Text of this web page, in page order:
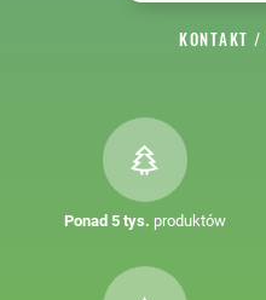
KONTAKT /
Ponad 5 tys. produktów